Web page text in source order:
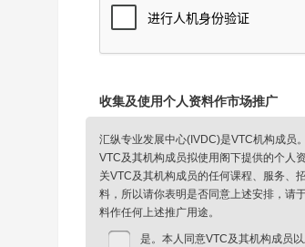
收集及使用个人资料作市场推广
汇纵专业发展中心(IVDC)是VTC机构成员。
VTC及其机构成员拟使用阁下提供的个人
关VTC及其机构成员的任何课程、服务、
料，所以请你表明是否同意上述安排，请
料作任何上述推广用途。
是。本人同意VTC及其机构成员